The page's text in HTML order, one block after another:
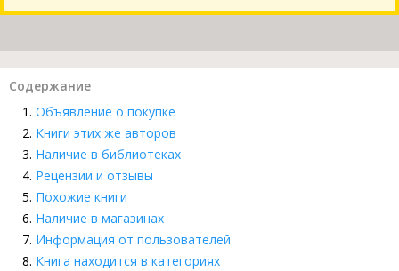
Содержание
Объявление о покупке
Книги этих же авторов
Наличие в библиотеках
Рецензии и отзывы
Похожие книги
Наличие в магазинах
Информация от пользователей
Книга находится в категориях